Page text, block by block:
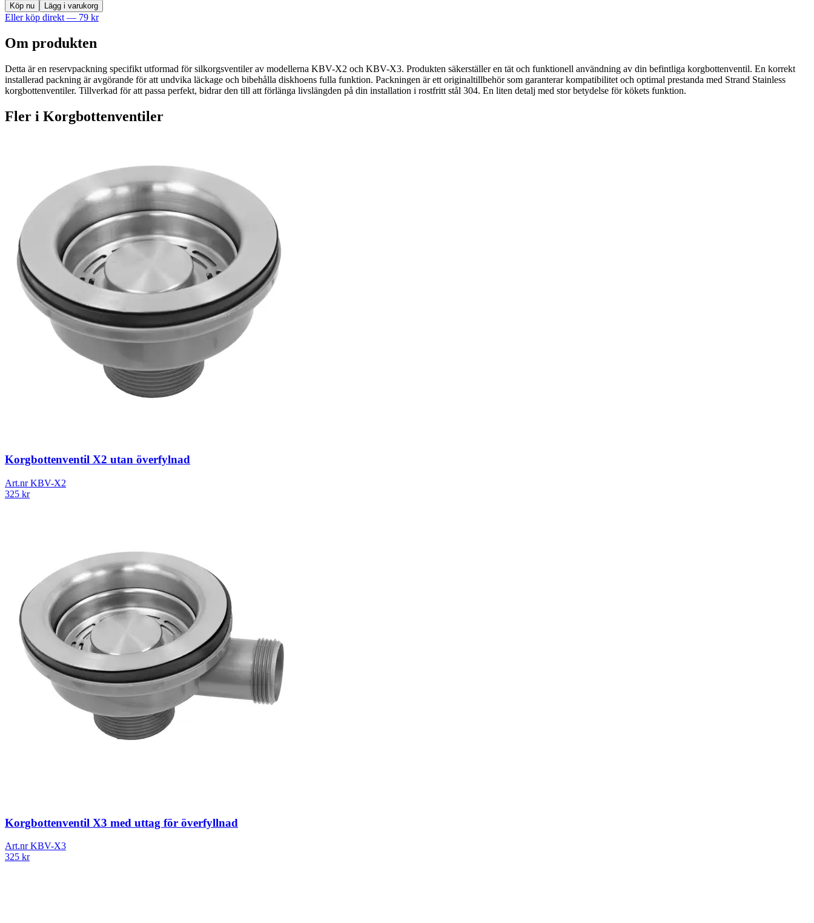
Köp nu Lägg i varukorg
Eller köp direkt — 79 kr
Om produkten
Detta är en reservpackning specifikt utformad för silkorgsventiler av modellerna KBV-X2 och KBV-X3. Produkten säkerställer en tät och funktionell användning av din befintliga korgbottenventil. En korrekt
installerad packning är avgörande för att undvika läckage och bibehålla diskhoens fulla funktion. Packningen är ett originaltillbehör som garanterar kompatibilitet och optimal prestanda med Strand Stainless
korgbottenventiler. Tillverkad för att passa perfekt, bidrar den till att förlänga livslängden på din installation i rostfritt stål 304. En liten detalj med stor betydelse för kökets funktion.
Fler i Korgbottenventiler
Korgbottenventil X2 utan överfylnad
Art.nrKBV-X2
325 kr
Korgbottenventil X3 med uttag för överfyllnad
Art.nrKBV-X3
325 kr